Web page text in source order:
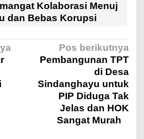
Kolaborasi Menuj
dan Bebas Korupsi
Pos berikutnya
Pembangunan TPT
di Desa
Sindanghayu untuk
PIP Diduga Tak
Jelas dan HOK
Sangat Murah